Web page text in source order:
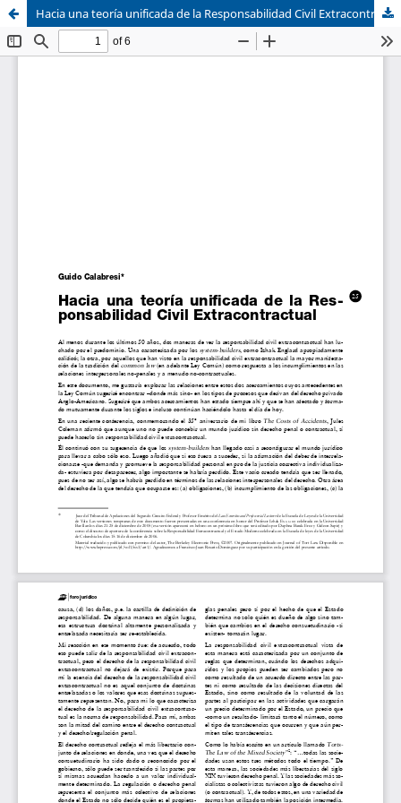
Sistema de
Bibliotecas
Asociación Civil
Foro Académico
Hacia una teoría unificada de la Responsabilidad Civil Extracontractual